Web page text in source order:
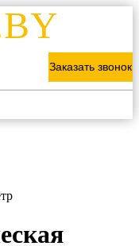
Заказать звонок